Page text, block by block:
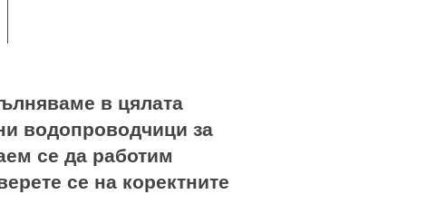
в цялата
водопроводчици за
се да работим
се на коректните